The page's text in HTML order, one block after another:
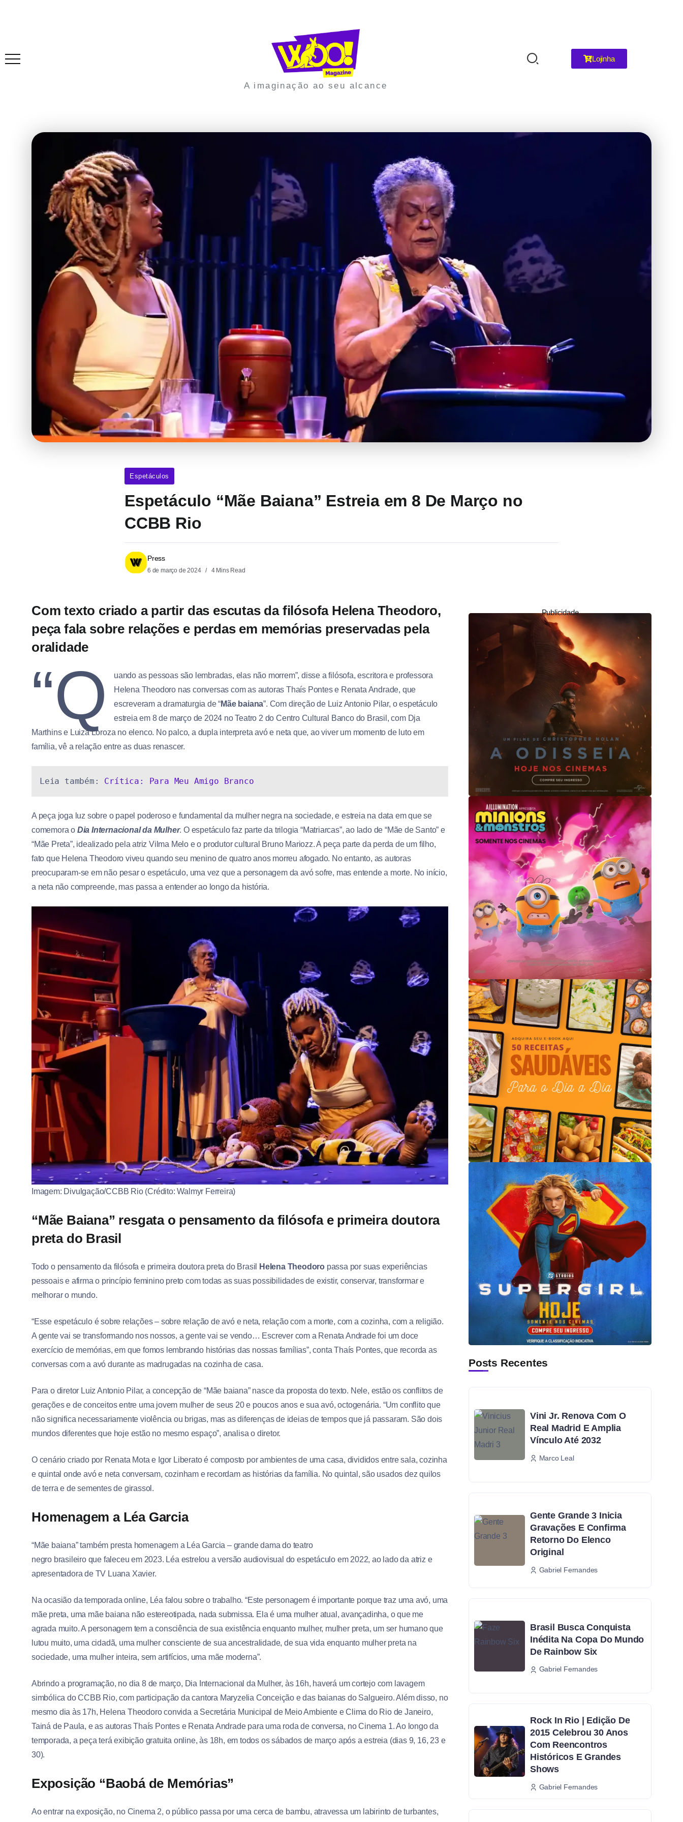
A imaginação ao seu alcance
Lojinha
Espetáculos
Espetáculo “Mãe Baiana” Estreia em 8 De Março no
CCBB Rio
Press
6 de março de 2024 4 Mins Read
Com texto criado a partir das escutas da filósofa Helena Theodoro,
peça fala sobre relações e perdas em memórias preservadas pela
oralidade
“Q
uando as pessoas são lembradas, elas não morrem”, disse a filósofa, escritora e professora
Helena Theodoro nas conversas com as autoras Thaís Pontes e Renata Andrade, que
escreveram a dramaturgia de “Mãe baiana”. Com direção de Luiz Antonio Pilar, o espetáculo
estreia em 8 de março de 2024 no Teatro 2 do Centro Cultural Banco do Brasil, com Dja
Marthins e Luiza Loroza no elenco. No palco, a dupla interpreta avó e neta que, ao viver um momento de luto em
família, vê a relação entre as duas renascer.
Leia também: Crítica: Para Meu Amigo Branco
A peça joga luz sobre o papel poderoso e fundamental da mulher negra na sociedade, e estreia na data em que se
comemora o Dia Internacional da Mulher. O espetáculo faz parte da trilogia “Matriarcas”, ao lado de “Mãe de Santo” e
“Mãe Preta”, idealizado pela atriz Vilma Melo e o produtor cultural Bruno Mariozz. A peça parte da perda de um filho,
fato que Helena Theodoro viveu quando seu menino de quatro anos morreu afogado. No entanto, as autoras
preocuparam-se em não pesar o espetáculo, uma vez que a personagem da avó sofre, mas entende a morte. No início,
a neta não compreende, mas passa a entender ao longo da história.
Imagem: Divulgação/CCBB Rio (Crédito: Walmyr Ferreira)
“Mãe Baiana” resgata o pensamento da filósofa e primeira doutora
preta do Brasil
Todo o pensamento da filósofa e primeira doutora preta do Brasil Helena Theodoro passa por suas experiências
pessoais e afirma o princípio feminino preto com todas as suas possibilidades de existir, conservar, transformar e
melhorar o mundo.
“Esse espetáculo é sobre relações – sobre relação de avó e neta, relação com a morte, com a cozinha, com a religião.
A gente vai se transformando nos nossos, a gente vai se vendo… Escrever com a Renata Andrade foi um doce
exercício de memórias, em que fomos lembrando histórias das nossas famílias”, conta Thaís Pontes, que recorda as
conversas com a avó durante as madrugadas na cozinha de casa.
Para o diretor Luiz Antonio Pilar, a concepção de “Mãe baiana” nasce da proposta do texto. Nele, estão os conflitos de
gerações e de conceitos entre uma jovem mulher de seus 20 e poucos anos e sua avó, octogenária. “Um conflito que
não significa necessariamente violência ou brigas, mas as diferenças de ideias de tempos que já passaram. São dois
mundos diferentes que hoje estão no mesmo espaço”, analisa o diretor.
O cenário criado por Renata Mota e Igor Liberato é composto por ambientes de uma casa, divididos entre sala, cozinha
e quintal onde avó e neta conversam, cozinham e recordam as histórias da família. No quintal, são usados dez quilos
de terra e de sementes de girassol.
Homenagem a Léa Garcia
“Mãe baiana” também presta homenagem a Léa Garcia – grande dama do teatro
negro brasileiro que faleceu em 2023. Léa estrelou a versão audiovisual do espetáculo em 2022, ao lado da atriz e
apresentadora de TV Luana Xavier.
Na ocasião da temporada online, Léa falou sobre o trabalho. “Este personagem é importante porque traz uma avó, uma
mãe preta, uma mãe baiana não estereotipada, nada submissa. Ela é uma mulher atual, avançadinha, o que me
agrada muito. A personagem tem a consciência de sua existência enquanto mulher, mulher preta, um ser humano que
lutou muito, uma cidadã, uma mulher consciente de sua ancestralidade, de sua vida enquanto mulher preta na
sociedade, uma mulher inteira, sem artifícios, uma mãe moderna”.
Abrindo a programação, no dia 8 de março, Dia Internacional da Mulher, às 16h, haverá um cortejo com lavagem
simbólica do CCBB Rio, com participação da cantora Maryzelia Conceição e das baianas do Salgueiro. Além disso, no
mesmo dia às 17h, Helena Theodoro convida a Secretária Municipal de Meio Ambiente e Clima do Rio de Janeiro,
Tainá de Paula, e as autoras Thaís Pontes e Renata Andrade para uma roda de conversa, no Cinema 1. Ao longo da
temporada, a peça terá exibição gratuita online, às 18h, em todos os sábados de março após a estreia (dias 9, 16, 23 e
30).
Exposição “Baobá de Memórias”
Ao entrar na exposição, no Cinema 2, o público passa por uma cerca de bambu, atravessa um labirinto de turbantes,
Publicidade
Posts Recentes
Vini Jr. Renova Com O
Real Madrid E Amplia
Vínculo Até 2032
Marco Leal
Gente Grande 3 Inicia
Gravações E Confirma
Retorno Do Elenco
Original
Gabriel Fernandes
Brasil Busca Conquista
Inédita Na Copa Do Mundo
De Rainbow Six
Gabriel Fernandes
Rock In Rio | Edição De
2015 Celebrou 30 Anos
Com Reencontros
Históricos E Grandes
Shows
Gabriel Fernandes